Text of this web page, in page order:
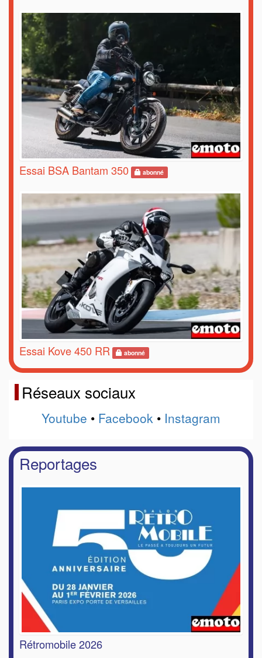
Essai BSA Bantam 350 abonné
Essai Kove 450 RR abonné
Réseaux sociaux
Youtube • Facebook • Instagram
Reportages
Rétromobile 2026